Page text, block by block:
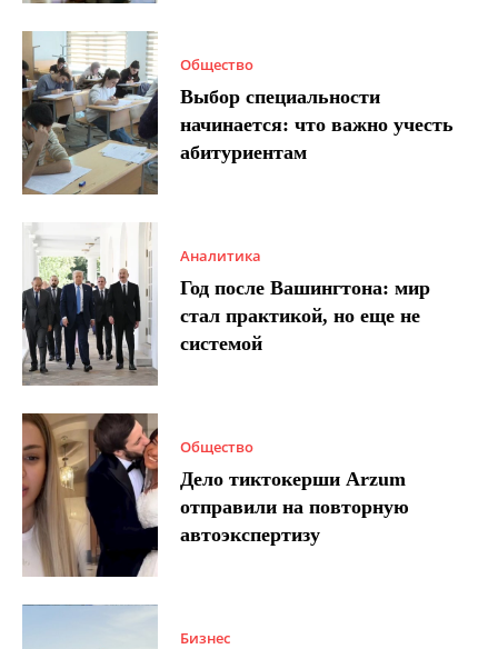
Общество
Выбор специальности
начинается: что важно учесть
абитуриентам
Аналитика
Год после Вашингтона: мир
стал практикой, но еще не
системой
Общество
Дело тиктокерши Arzum
отправили на повторную
автоэкспертизу
Бизнес